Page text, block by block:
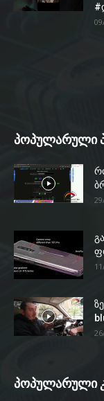
პოპულარული
პოპულარული